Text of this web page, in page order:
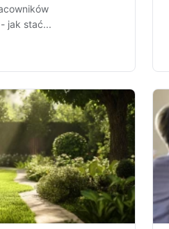
jak stać...